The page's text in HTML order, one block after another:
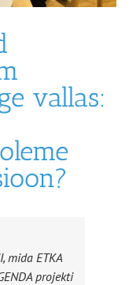
vallas:
mida ETKA
projekti